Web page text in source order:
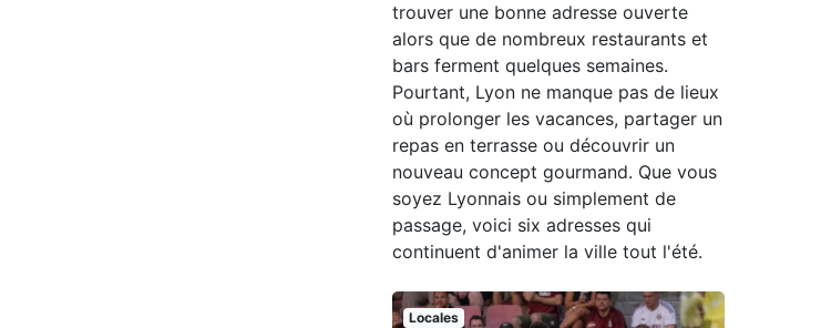
trouver une bonne adresse ouverte
alors que de nombreux restaurants et
bars ferment quelques semaines.
Pourtant, Lyon ne manque pas de lieux
où prolonger les vacances, partager un
repas en terrasse ou découvrir un
nouveau concept gourmand. Que vous
soyez Lyonnais ou simplement de
passage, voici six adresses qui
continuent d'animer la ville tout l'été.
Locales